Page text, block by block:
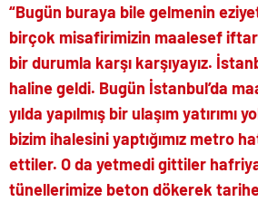
“Bugün buraya bile gelmenin
birçok misafirimizin maalesef
bir durumla karşı karşıyayız.
haline geldi. Bugün İstanbul’da
yılda yapılmış bir ulaşım yatırımı
bizim ihalesini yaptığımız metro
ettiler. O da yetmedi gittiler
tünellerimize beton dökerek